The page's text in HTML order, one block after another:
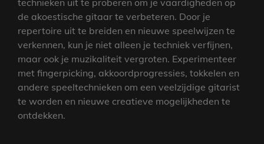
de akoestische gitaar te verbeteren. Door je
repertoire uit te breiden en nieuwe speelwijzen te
verkennen, kun je niet alleen je techniek verfijnen,
maar ook je muzikaliteit vergroten. Experimenteer
met fingerpicking, akkoordprogressies, tokkelen en
andere speeltechnieken om een veelzijdige gitarist
te worden en nieuwe creatieve mogelijkheden te
ontdekken.